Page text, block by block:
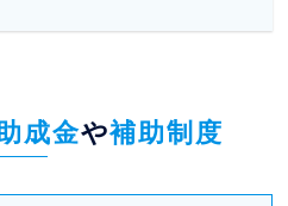
成金や補助制度